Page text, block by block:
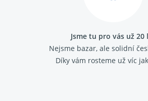
Jsme tu pro vás už 20
Nejsme bazar, ale solidní
Díky vám rosteme už víc